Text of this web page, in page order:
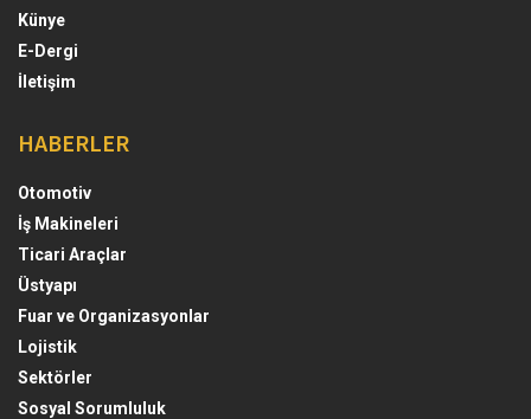
Künye
E-Dergi
İletişim
HABERLER
Otomotiv
İş Makineleri
Ticari Araçlar
Üstyapı
Fuar ve Organizasyonlar
Lojistik
Sektörler
Sosyal Sorumluluk